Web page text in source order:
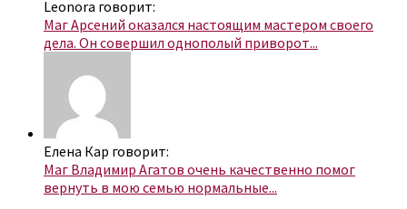
Leonora говорит:
Маг Арсений оказался настоящим мастером своего
дела. Он совершил однополый приворот...
Елена Кар говорит:
Маг Владимир Агатов очень качественно помог
вернуть в мою семью нормальные...